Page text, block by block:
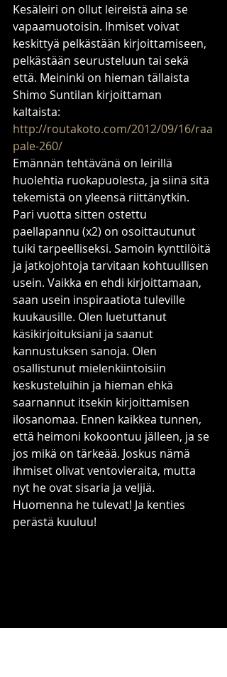
Kesäleiri on ollut leireistä aina se
vapaamuotoisin. Ihmiset voivat
keskittyä pelkästään kirjoittamiseen,
pelkästään seurusteluun tai sekä
että. Meininki on hieman tällaista
Shimo Suntilan kirjoittaman
kaltaista:
http://routakoto.com/2012/09/16/raa
pale-260/
Emännän tehtävänä on leirillä
huolehtia ruokapuolesta, ja siinä sitä
tekemistä on yleensä riittänytkin.
Pari vuotta sitten ostettu
paellapannu (x2) on osoittautunut
tuiki tarpeelliseksi. Samoin kynttilöitä
ja jatkojohtoja tarvitaan kohtuullisen
usein. Vaikka en ehdi kirjoittamaan,
saan usein inspiraatiota tuleville
kuukausille. Olen luetuttanut
käsikirjoituksiani ja saanut
kannustuksen sanoja. Olen
osallistunut mielenkiintoisiin
keskusteluihin ja hieman ehkä
saarnannut itsekin kirjoittamisen
ilosanomaa. Ennen kaikkea tunnen,
että heimoni kokoontuu jälleen, ja se
jos mikä on tärkeää. Joskus nämä
ihmiset olivat ventovieraita, mutta
nyt he ovat sisaria ja veljiä.
Huomenna he tulevat! Ja kenties
perästä kuuluu!